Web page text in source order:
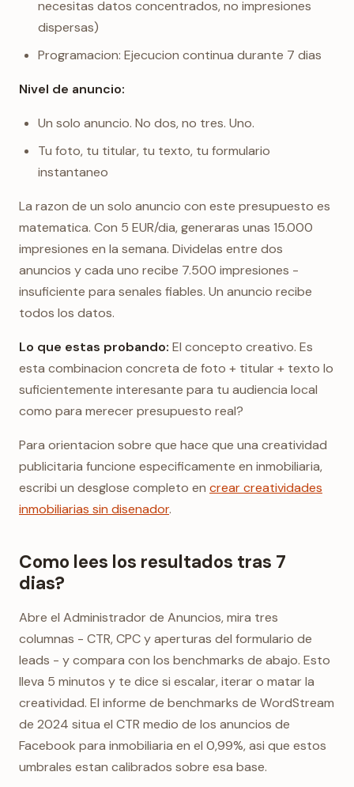
necesitas datos concentrados, no impresiones
dispersas)
Programacion: Ejecucion continua durante 7 dias
Nivel de anuncio:
Un solo anuncio. No dos, no tres. Uno.
Tu foto, tu titular, tu texto, tu formulario
instantaneo
La razon de un solo anuncio con este presupuesto es
matematica. Con 5 EUR/dia, generaras unas 15.000
impresiones en la semana. Dividelas entre dos
anuncios y cada uno recibe 7.500 impresiones -
insuficiente para senales fiables. Un anuncio recibe
todos los datos.
Lo que estas probando: El concepto creativo. Es
esta combinacion concreta de foto + titular + texto lo
suficientemente interesante para tu audiencia local
como para merecer presupuesto real?
Para orientacion sobre que hace que una creatividad
publicitaria funcione especificamente en inmobiliaria,
escribi un desglose completo en crear creatividades
inmobiliarias sin disenador.
Como lees los resultados tras 7
dias?
Abre el Administrador de Anuncios, mira tres
columnas - CTR, CPC y aperturas del formulario de
leads - y compara con los benchmarks de abajo. Esto
lleva 5 minutos y te dice si escalar, iterar o matar la
creatividad. El informe de benchmarks de WordStream
de 2024 situa el CTR medio de los anuncios de
Facebook para inmobiliaria en el 0,99%, asi que estos
umbrales estan calibrados sobre esa base.